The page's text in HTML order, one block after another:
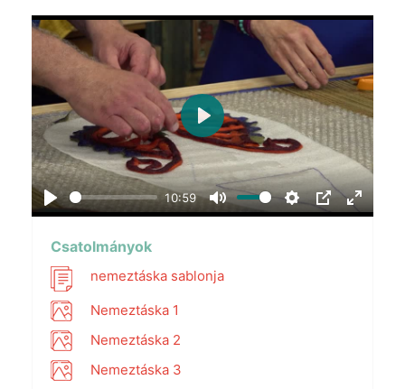
Play
10:59
Mute Settings
PIP Enter
Play
Csatolmányok
nemeztáska sablonja
Nemeztáska 1
Nemeztáska 2
Nemeztáska 3